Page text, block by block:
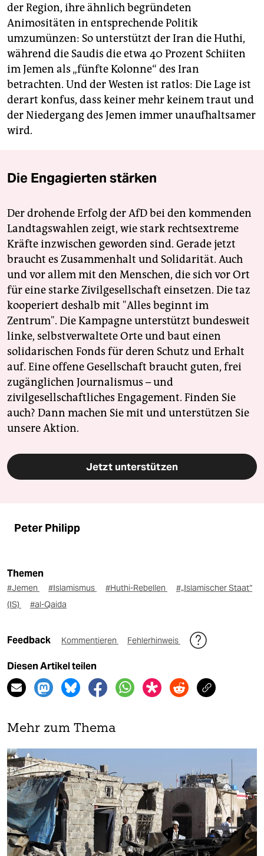
der Region, ihre ähnlich begründeten
Animositäten in entsprechende Politik
umzumünzen: So unterstützt der Iran die Huthi,
während die Saudis die etwa 40 Prozent Schiiten
im Jemen als „fünfte Kolonne“ des Iran
betrachten. Und der Westen ist ratlos: Die Lage ist
derart konfus, dass keiner mehr keinem traut und
der Niedergang des Jemen immer unaufhaltsamer
wird.
Die Engagierten stärken
Der drohende Erfolg der AfD bei den kommenden
Landtagswahlen zeigt, wie stark rechtsextreme
Kräfte inzwischen geworden sind. Gerade jetzt
braucht es Zusammenhalt und Solidarität. Auch
und vor allem mit den Menschen, die sich vor Ort
für eine starke Zivilgesellschaft einsetzen. Die taz
kooperiert deshalb mit "Alles beginnt im
Zentrum". Die Kampagne unterstützt bundesweit
linke, selbstverwaltete Orte und baut einen
solidarischen Fonds für deren Schutz und Erhalt
auf. Eine offene Gesellschaft braucht guten, frei
zugänglichen Journalismus – und
zivilgesellschaftliches Engagement. Finden Sie
auch? Dann machen Sie mit und unterstützen Sie
unsere Aktion.
Jetzt unterstützen
Peter Philipp
Themen
#Jemen #Islamismus #Huthi-Rebellen
#„Islamischer Staat“
(IS)
#al-Qaida
Feedback Kommentieren Fehlerhinweis
Diesen Artikel teilen
Mehr zum Thema